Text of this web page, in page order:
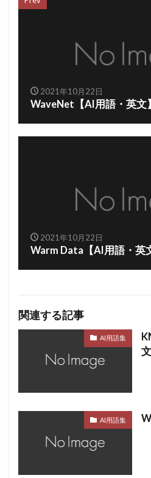
2021年10月22日
WaveNet【AI用語・英文】
2021年10月22日
Warm Data【AI用語・英
関連する記事
AI用語集
文
AI用語集